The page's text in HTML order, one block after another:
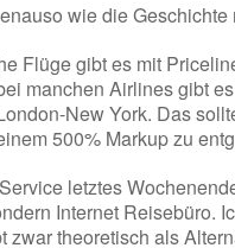
wie die
Flüge gibt es mit
manchen Airlines gibt
New York. Das
500% Markup zu
letztes
Internet Reisebüro.
zwar theoretisch als